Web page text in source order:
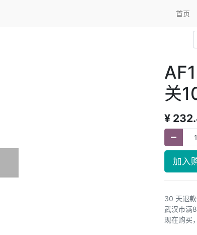
首页
关
¥
加入
30 天退
武汉市满
现在购买